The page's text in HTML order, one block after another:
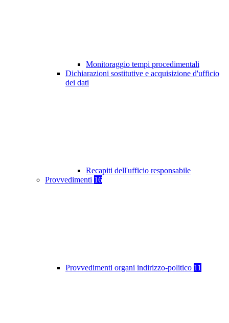
Monitoraggio tempi procedimentali
Dichiarazioni sostitutive e acquisizione d'ufficio
dei dati
Recapiti dell'ufficio responsabile
Provvedimenti 16
Provvedimenti organi indirizzo-politico 11